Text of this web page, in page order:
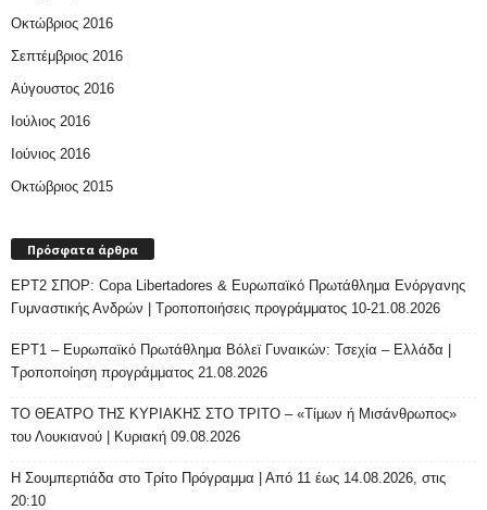
Οκτώβριος 2016
Σεπτέμβριος 2016
Αύγουστος 2016
Ιούλιος 2016
Ιούνιος 2016
Οκτώβριος 2015
Πρόσφατα άρθρα
ΕΡΤ2 ΣΠΟΡ: Copa Libertadores & Ευρωπαϊκό Πρωτάθλημα Ενόργανης
Γυμναστικής Ανδρών | Τροποποιήσεις προγράμματος 10-21.08.2026
ΕΡΤ1 – Ευρωπαϊκό Πρωτάθλημα Βόλεϊ Γυναικών: Τσεχία – Ελλάδα |
Τροποποίηση προγράμματος 21.08.2026
ΤΟ ΘΕΑΤΡΟ ΤΗΣ ΚΥΡΙΑΚΗΣ ΣΤΟ ΤΡΙΤΟ – «Τίμων ή Μισάνθρωπος»
του Λουκιανού | Κυριακή 09.08.2026
H Σουμπερτιάδα στο Τρίτο Πρόγραμμα | Από 11 έως 14.08.2026, στις
20:10